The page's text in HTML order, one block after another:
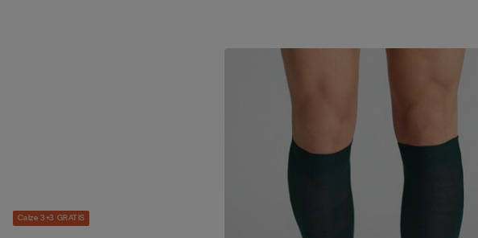
Calze 3+3 GRATIS